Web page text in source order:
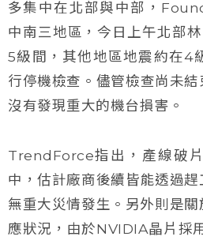
多集中在北部與中部，
中南三地區，今日上午北部
5級間，其他地區地震約在4
行停機檢查。儘管檢查尚未
沒有發現重大的機台損害。
TrendForce指出，產線破
中，估計廠商後續皆能透過
無重大災情發生。另外則是
應狀況，由於NVIDIA晶片採